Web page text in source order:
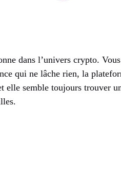
dans l’univers crypto.
qui ne lâche rien, la
elle semble toujours trouver